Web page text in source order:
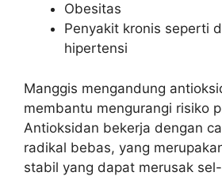
Obesitas
Penyakit kronis seperti
hipertensi
Manggis mengandung
membantu mengurangi risiko
Antioksidan bekerja dengan
radikal bebas, yang
stabil yang dapat merusak